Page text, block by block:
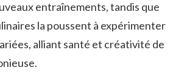
entraînements, tandis que
la poussent à expérimenter
alliant santé et créativité de